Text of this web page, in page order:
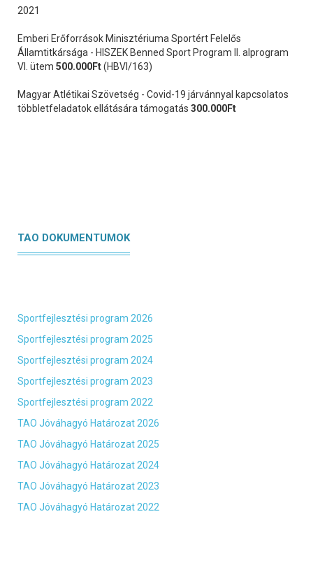
2021
Emberi Erőforrások Minisztériuma Sportért Felelős
Államtitkársága - HISZEK Benned Sport Program II. alprogram
VI. ütem 500.000Ft(HBVI/163)
Magyar Atlétikai Szövetség - Covid-19 járvánnyal kapcsolatos
többletfeladatok ellátására támogatás 300.000Ft
TAO DOKUMENTUMOK
Sportfejlesztési program 2026
Sportfejlesztési program 2025
Sportfejlesztési program 2024
Sportfejlesztési program 2023
Sportfejlesztési program 2022
TAO Jóváhagyó Határozat 2026
TAO Jóváhagyó Határozat 2025
TAO Jóváhagyó Határozat 2024
TAO Jóváhagyó Határozat 2023
TAO Jóváhagyó Határozat 2022